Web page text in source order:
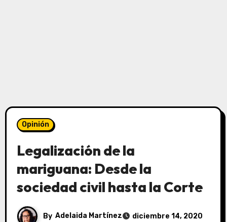
Opinión
Legalización de la
mariguana: Desde la
sociedad civil hasta la Corte
By Adelaida Martínez diciembre 14, 2020